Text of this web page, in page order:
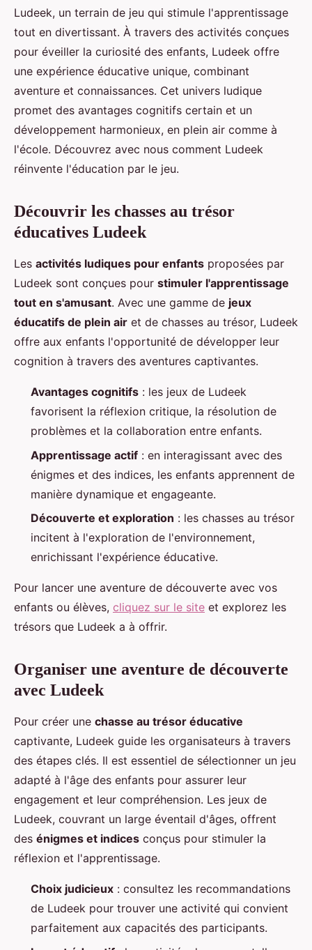
Ludeek, un terrain de jeu qui stimule l'apprentissage
tout en divertissant. À travers des activités conçues
pour éveiller la curiosité des enfants, Ludeek offre
une expérience éducative unique, combinant
aventure et connaissances. Cet univers ludique
promet des avantages cognitifs certain et un
développement harmonieux, en plein air comme à
l'école. Découvrez avec nous comment Ludeek
réinvente l'éducation par le jeu.
Découvrir les chasses au trésor
éducatives Ludeek
Les activités ludiques pour enfants proposées par
Ludeek sont conçues pour stimuler l'apprentissage
tout en s'amusant. Avec une gamme de jeux
éducatifs de plein air et de chasses au trésor, Ludeek
offre aux enfants l'opportunité de développer leur
cognition à travers des aventures captivantes.
Avantages cognitifs : les jeux de Ludeek
favorisent la réflexion critique, la résolution de
problèmes et la collaboration entre enfants.
Apprentissage actif : en interagissant avec des
énigmes et des indices, les enfants apprennent de
manière dynamique et engageante.
Découverte et exploration : les chasses au trésor
incitent à l'exploration de l'environnement,
enrichissant l'expérience éducative.
Pour lancer une aventure de découverte avec vos
enfants ou élèves, cliquez sur le site et explorez les
trésors que Ludeek a à offrir.
Organiser une aventure de découverte
avec Ludeek
Pour créer une chasse au trésor éducative
captivante, Ludeek guide les organisateurs à travers
des étapes clés. Il est essentiel de sélectionner un jeu
adapté à l'âge des enfants pour assurer leur
engagement et leur compréhension. Les jeux de
Ludeek, couvrant un large éventail d'âges, offrent
des énigmes et indices conçus pour stimuler la
réflexion et l'apprentissage.
Choix judicieux : consultez les recommandations
de Ludeek pour trouver une activité qui convient
parfaitement aux capacités des participants.